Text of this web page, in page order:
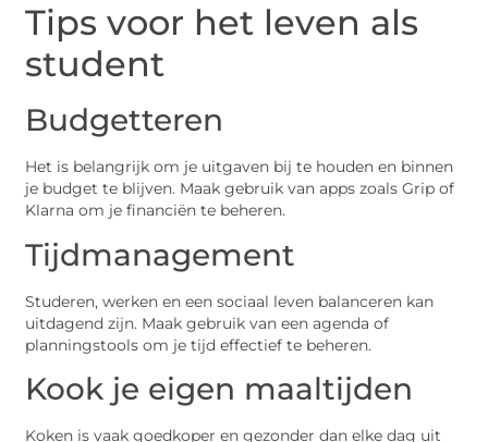
Tips voor het leven als
student
Budgetteren
Het is belangrijk om je uitgaven bij te houden en binnen
je budget te blijven. Maak gebruik van apps zoals Grip of
Klarna om je financiën te beheren.
Tijdmanagement
Studeren, werken en een sociaal leven balanceren kan
uitdagend zijn. Maak gebruik van een agenda of
planningstools om je tijd effectief te beheren.
Kook je eigen maaltijden
Koken is vaak goedkoper en gezonder dan elke dag uit